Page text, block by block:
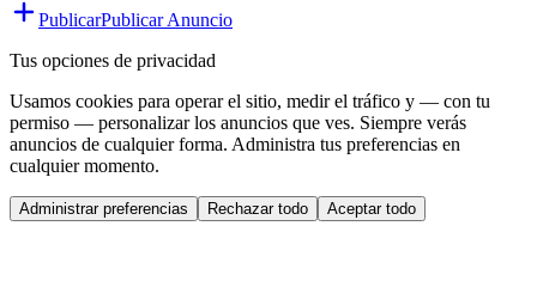
PublicarPublicar Anuncio
Tus opciones de privacidad
Usamos cookies para operar el sitio, medir el tráfico y — con tu
permiso — personalizar los anuncios que ves. Siempre verás
anuncios de cualquier forma. Administra tus preferencias en
cualquier momento.
Administrar preferencias Rechazar todo Aceptar todo